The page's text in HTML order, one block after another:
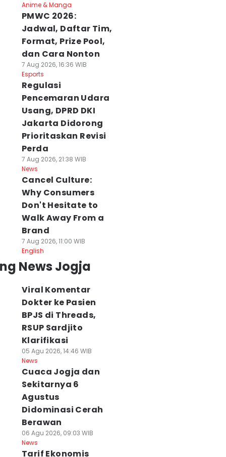
Anime & Manga
PMWC 2026:
Jadwal, Daftar Tim,
Format, Prize Pool,
dan Cara Nonton
7 Aug 2026, 16:36 WIB
Esports
Regulasi
Pencemaran Udara
Usang, DPRD DKI
Jakarta Didorong
Prioritaskan Revisi
Perda
7 Aug 2026, 21:38 WIB
News
Cancel Culture:
Why Consumers
Don't Hesitate to
Walk Away From a
Brand
7 Aug 2026, 11:00 WIB
English
News Jogja
Viral Komentar
Dokter ke Pasien
BPJS di Threads,
RSUP Sardjito
Klarifikasi
05 Agu 2026, 14:46 WIB
News
Cuaca Jogja dan
Sekitarnya 6
Agustus
Didominasi Cerah
Berawan
06 Agu 2026, 09:03 WIB
News
Tarif Ekonomis